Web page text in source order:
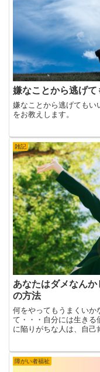
嫌なことから逃げて
嫌なことから逃げてもい
をお教えします。
雑記
あなたはダメなん
の方法
何をやってもうまくいか
て・・・自分には生きる
に陥りがちな人は、自己
障がい者福祉